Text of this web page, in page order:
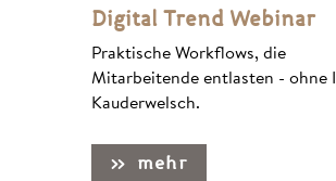
Digital Trend Webinar
Praktische Workflows, die
Mitarbeitende entlasten - ohne
Kauderwelsch.